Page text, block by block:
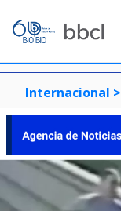
Internacional >